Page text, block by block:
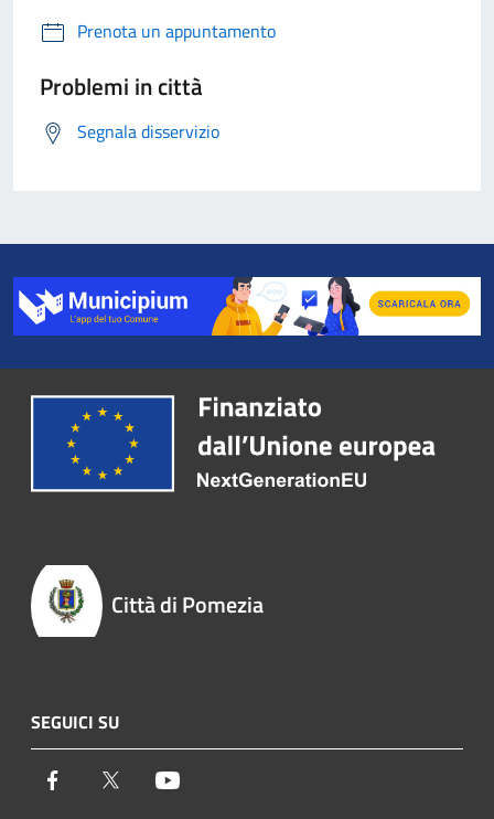
Prenota un appuntamento
Problemi in città
Segnala disservizio
Città di Pomezia
SEGUICI SU
Facebook Twitter